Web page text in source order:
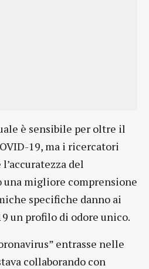
è sensibile per oltre il
19, ma i ricercatori
del
migliore comprensione
specifiche danno ai
un profilo di odore unico.
entrasse nelle
collaborando con